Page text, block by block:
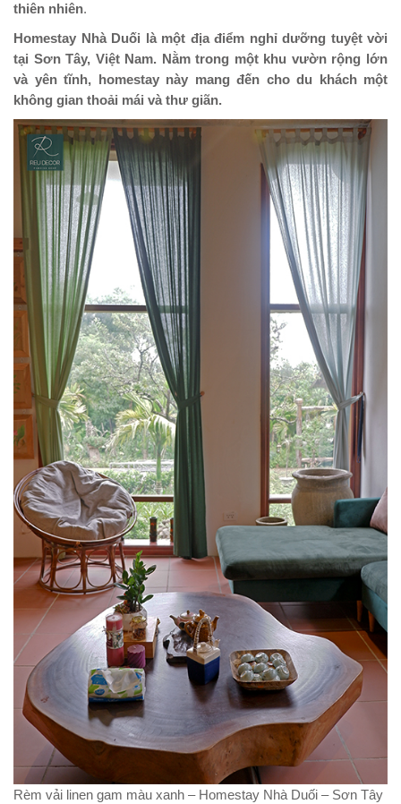
thiên nhiên.
Homestay Nhà Duối là một địa điểm nghỉ dưỡng tuyệt vời
tại Sơn Tây, Việt Nam. Nằm trong một khu vườn rộng lớn
và yên tĩnh, homestay này mang đến cho du khách một
không gian thoải mái và thư giãn.
Rèm vải linen gam màu xanh – Homestay Nhà Duối – Sơn Tây